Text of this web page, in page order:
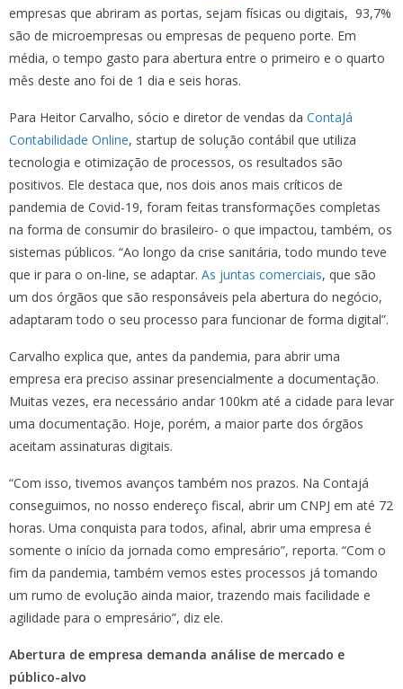
empresas que abriram as portas, sejam físicas ou digitais, 93,7%
são de microempresas ou empresas de pequeno porte. Em
média, o tempo gasto para abertura entre o primeiro e o quarto
mês deste ano foi de 1 dia e seis horas.
Para Heitor Carvalho, sócio e diretor de vendas da ContaJá
Contabilidade Online, startup de solução contábil que utiliza
tecnologia e otimização de processos, os resultados são
positivos. Ele destaca que, nos dois anos mais críticos de
pandemia de Covid-19, foram feitas transformações completas
na forma de consumir do brasileiro- o que impactou, também, os
sistemas públicos. “Ao longo da crise sanitária, todo mundo teve
que ir para o on-line, se adaptar. As juntas comerciais, que são
um dos órgãos que são responsáveis pela abertura do negócio,
adaptaram todo o seu processo para funcionar de forma digital”.
Carvalho explica que, antes da pandemia, para abrir uma
empresa era preciso assinar presencialmente a documentação.
Muitas vezes, era necessário andar 100km até a cidade para levar
uma documentação. Hoje, porém, a maior parte dos órgãos
aceitam assinaturas digitais.
“Com isso, tivemos avanços também nos prazos. Na Contajá
conseguimos, no nosso endereço fiscal, abrir um CNPJ em até 72
horas. Uma conquista para todos, afinal, abrir uma empresa é
somente o início da jornada como empresário”, reporta. “Com o
fim da pandemia, também vemos estes processos já tomando
um rumo de evolução ainda maior, trazendo mais facilidade e
agilidade para o empresário”, diz ele.
Abertura de empresa demanda análise de mercado e
público-alvo